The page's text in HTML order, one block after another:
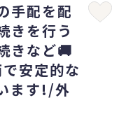
手配を配
きを行う
きなど🚚
安定的な
ます!/外